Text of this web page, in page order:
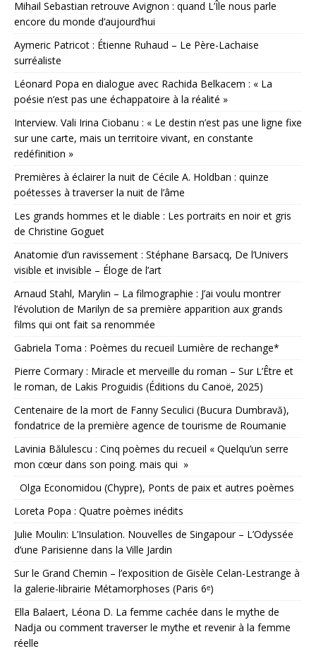
Mihail Sebastian retrouve Avignon : quand L’Île nous parle
encore du monde d’aujourd’hui
Aymeric Patricot : Étienne Ruhaud – Le Père-Lachaise
surréaliste
Léonard Popa en dialogue avec Rachida Belkacem : « La
poésie n’est pas une échappatoire à la réalité »
Interview. Vali Irina Ciobanu : « Le destin n’est pas une ligne fixe
sur une carte, mais un territoire vivant, en constante
redéfinition »
Premières à éclairer la nuit de Cécile A. Holdban : quinze
poétesses à traverser la nuit de l’âme
Les grands hommes et le diable : Les portraits en noir et gris
de Christine Goguet
Anatomie d’un ravissement : Stéphane Barsacq, De l’Univers
visible et invisible – Éloge de l’art
Arnaud Stahl, Marylin – La filmographie : J’ai voulu montrer
l’évolution de Marilyn de sa première apparition aux grands
films qui ont fait sa renommée
Gabriela Toma : Poèmes du recueil Lumière de rechange*
Pierre Cormary : Miracle et merveille du roman – Sur L’Être et
le roman, de Lakis Proguidis (Éditions du Canoë, 2025)
Centenaire de la mort de Fanny Seculici (Bucura Dumbravă),
fondatrice de la première agence de tourisme de Roumanie
Lavinia Bălulescu : Cinq poèmes du recueil « Quelqu’un serre
mon cœur dans son poing. mais qui »
Olga Economidou (Chypre), Ponts de paix et autres poèmes
Loreta Popa : Quatre poèmes inédits
Julie Moulin: L’Insulation. Nouvelles de Singapour – L’Odyssée
d’une Parisienne dans la Ville Jardin
Sur le Grand Chemin – l’exposition de Gisèle Celan-Lestrange à
la galerie-librairie Métamorphoses (Paris 6ᵉ)
Ella Balaert, Léona D. La femme cachée dans le mythe de
Nadja ou comment traverser le mythe et revenir à la femme
réelle